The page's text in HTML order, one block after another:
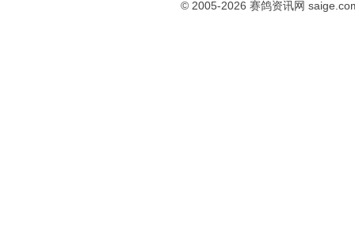
© 2005-2026 赛鸽资讯网